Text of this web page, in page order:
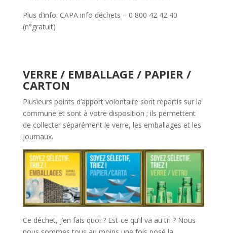
Plus d’info: CAPA info déchets – 0 800 42 42 40
(n°gratuit)
VERRE / EMBALLAGE / PAPIER /
CARTON
Plusieurs points d’apport volontaire sont répartis sur la
commune et sont à votre disposition ; ils permettent
de collecter séparément le verre, les emballages et les
journaux.
Ce déchet, j’en fais quoi ? Est-ce qu’il va au tri ? Nous